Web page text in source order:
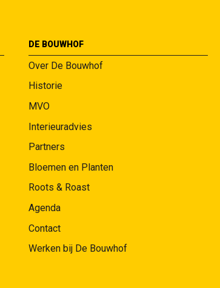
DE BOUWHOF
Over De Bouwhof
Historie
MVO
Interieuradvies
Partners
Bloemen en Planten
Roots & Roast
Agenda
Contact
Werken bij De Bouwhof